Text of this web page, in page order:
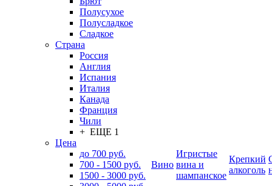
Полусухое
Полусладкое
Сладкое
Страна
Россия
Англия
Испания
Италия
Канада
Франция
Чили
+ ЕЩЕ 1
Цена
до 700 руб.
700 - 1500 руб.
1500 - 3000 руб.
Вино
Игристые
вина и
шампанское
Крепкий
алкоголь